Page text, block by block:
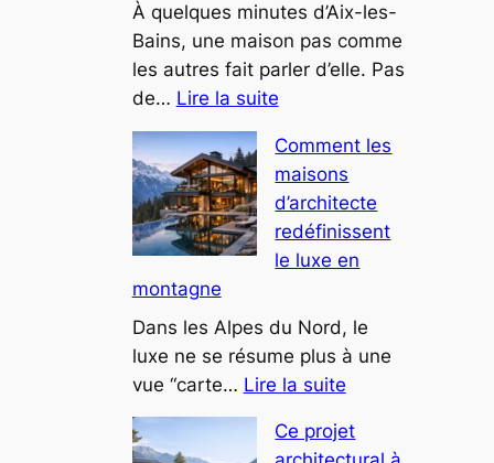
des
espaces
bien-
être
À quelques minutes d’Aix-les-
Bains, une maison pas comme
les autres fait parler d’elle. Pas
de… Lire la suite:
villa
troglodyte
près
du
lac
Bourget
intrigue
les
Comment les
maisons
d’architecte
redéfinissent
le luxe en
montagne
Dans les Alpes du Nord, le
luxe ne se résume plus à une
vue “carte… Lire la suite:
les
Ce projet